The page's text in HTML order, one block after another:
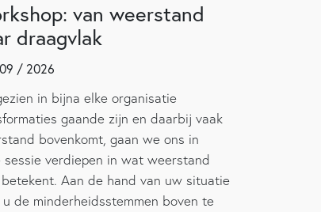
van weerstand
draagvlak
/ 2026
in bijna elke organisatie
gaande zijn en daarbij vaak
bovenkomt, gaan we ons in
sessie verdiepen in wat weerstand
Aan de hand van uw situatie
de minderheidsstemmen boven te